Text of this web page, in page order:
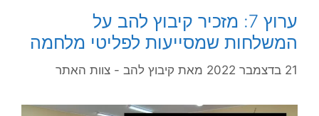
ערוץ 7: מזכיר קיבוץ להב על
המשלחות שמסייעות לפליטי מלחמה
21 בדצמבר 2022 מאת קיבוץ להב - צוות האתר